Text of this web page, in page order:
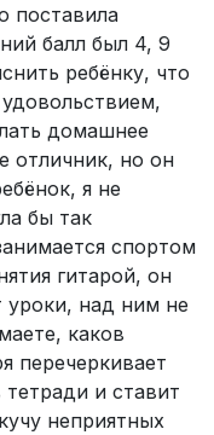
поставила
балл был 4, 9
ребёнку, что
домашнее
отличник, но он
я не
бы так
спортом
гитарой, он
уроки, над ним не
каков
перечеркивает
и ставит
неприятных